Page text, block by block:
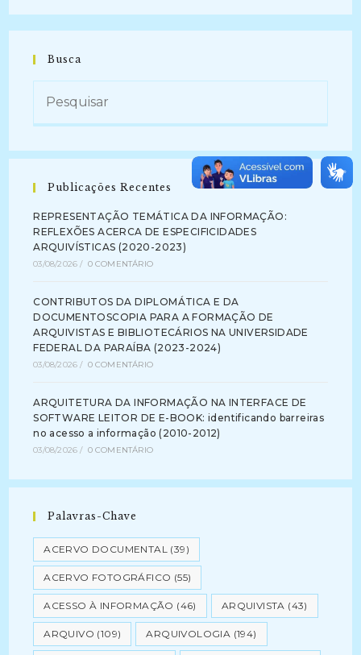
Busca
Publicações Recentes
REPRESENTAÇÃO TEMÁTICA DA INFORMAÇÃO:
REFLEXÕES ACERCA DE ESPECIFICIDADES
ARQUIVÍSTICAS (2020-2023)
03/08/2026 / 0 COMENTÁRIO
CONTRIBUTOS DA DIPLOMÁTICA E DA
DOCUMENTOSCOPIA PARA A FORMAÇÃO DE
ARQUIVISTAS E BIBLIOTECÁRIOS NA UNIVERSIDADE
FEDERAL DA PARAÍBA (2023-2024)
03/08/2026 / 0 COMENTÁRIO
ARQUITETURA DA INFORMAÇÃO NA INTERFACE DE
SOFTWARE LEITOR DE E-BOOK: identificando barreiras
no acesso a informação (2010-2012)
03/08/2026 / 0 COMENTÁRIO
Palavras-Chave
ACERVO DOCUMENTAL (39)
ACERVO FOTOGRÁFICO (55)
ACESSO À INFORMAÇÃO (46) ARQUIVISTA (43)
ARQUIVO (109) ARQUIVOLOGIA (194)